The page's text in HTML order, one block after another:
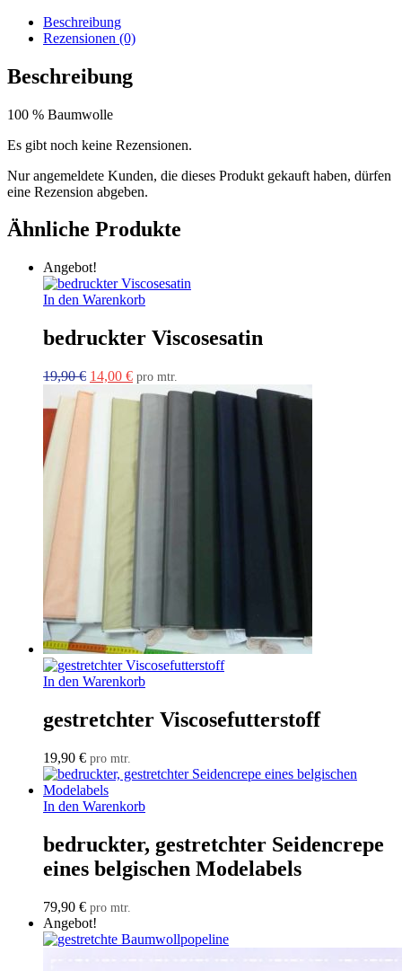
Beschreibung
Rezensionen (0)
Beschreibung
100 % Baumwolle
Es gibt noch keine Rezensionen.
Nur angemeldete Kunden, die dieses Produkt gekauft haben, dürfen
eine Rezension abgeben.
Ähnliche Produkte
Angebot!
In den Warenkorb
bedruckter Viscosesatin
19,90€ Ursprünglicher
Preis
war:
19,90 €
14,00 €Aktueller
Preis
ist:
pro mtr.
In den Warenkorb
gestretchter Viscosefutterstoff
19,90 € pro mtr.
In den Warenkorb
bedruckter, gestretchter Seidencrepe
eines belgischen Modelabels
79,90 € pro mtr.
Angebot!